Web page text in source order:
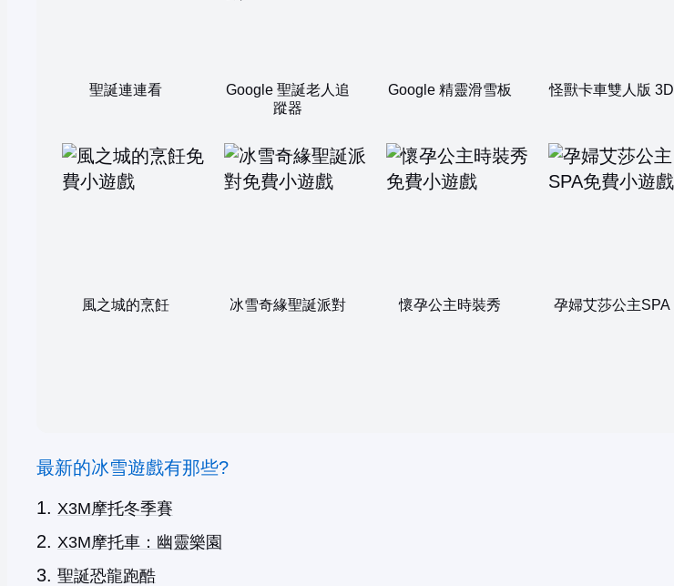
聖誕連連看
Google 聖誕老人追
蹤器
Google 精靈滑雪板 怪獸卡車雙人版 3D
風之城的烹飪 冰雪奇緣聖誕派對 懷孕公主時裝秀 孕婦艾莎公主SPA
最新的冰雪遊戲有那些?
X3M摩托冬季賽
X3M摩托車：幽靈樂園
聖誕恐龍跑酷